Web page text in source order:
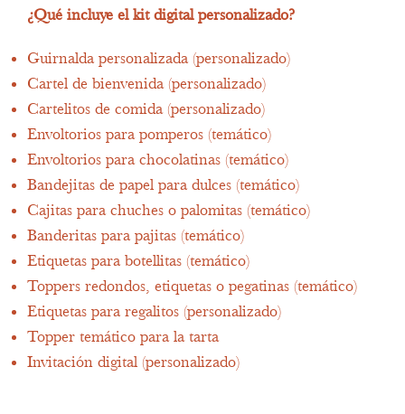
¿Qué incluye el kit digital personalizado?
Guirnalda personalizada (personalizado)
Cartel de bienvenida (personalizado)
Cartelitos de comida (personalizado)
Envoltorios para pomperos (temático)
Envoltorios para chocolatinas (temático)
Bandejitas de papel para dulces (temático)
Cajitas para chuches o palomitas (temático)
Banderitas para pajitas (temático)
Etiquetas para botellitas (temático)
Toppers redondos, etiquetas o pegatinas (temático)
Etiquetas para regalitos (personalizado)
Topper temático para la tarta
Invitación digital (personalizado)